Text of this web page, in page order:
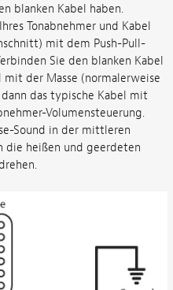
blanken Kabel haben.
Tonabnehmer und Kabel
mit dem Push-Pull-
Sie den blanken Kabel
mit der Masse (normalerweise
das typische Kabel mit
Volumensteuerung.
Sound in der mittleren
die heißen und geerdeten